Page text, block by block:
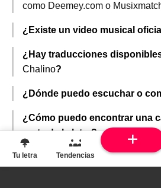
como Deemey.com o
¿Existe un video musical
¿Hay traducciones
Chalino?
¿Dónde puedo escuchar o
¿Cómo puedo encontrar una
parte de la letra?
Tu letra Tendencias